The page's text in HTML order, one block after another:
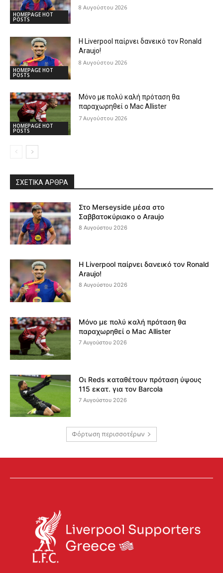
HOMEPAGE HOT
POSTS
8 Αυγούστου 2026
HOMEPAGE HOT
POSTS
Η Liverpool παίρνει δανεικό τον Ronald
Araujo!
8 Αυγούστου 2026
HOMEPAGE HOT
POSTS
Μόνο με πολύ καλή πρόταση θα
παραχωρηθεί ο Mac Allister
7 Αυγούστου 2026
ΣΧΕΤΙΚΆ ΆΡΘΡΑ
Στο Merseyside μέσα στο
Σαββατοκύριακο ο Araujo
8 Αυγούστου 2026
Η Liverpool παίρνει δανεικό τον Ronald
Araujo!
8 Αυγούστου 2026
Μόνο με πολύ καλή πρόταση θα
παραχωρηθεί ο Mac Allister
7 Αυγούστου 2026
Οι Reds καταθέτουν πρόταση ύψους
115 εκατ. για τον Barcola
7 Αυγούστου 2026
Φόρτωση περισσοτέρων